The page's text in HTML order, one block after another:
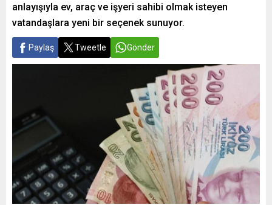
anlayışıyla ev, araç ve işyeri sahibi olmak isteyen
vatandaşlara yeni bir seçenek sunuyor.
Paylaş Tweetle Gönder